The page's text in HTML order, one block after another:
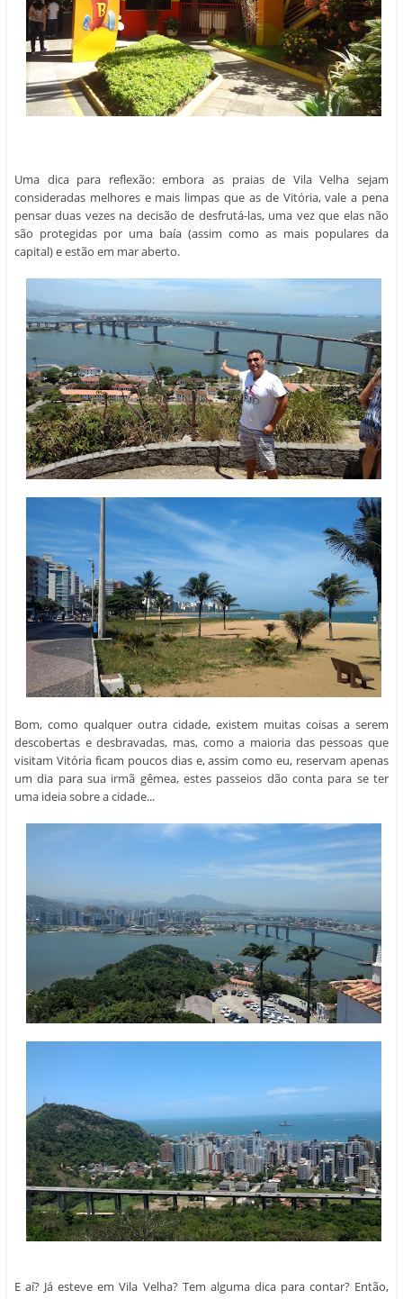
Uma dica para reflexão: embora as praias de Vila Velha sejam
consideradas melhores e mais limpas que as de Vitória, vale a pena
pensar duas vezes na decisão de desfrutá-las, uma vez que elas não
são protegidas por uma baía (assim como as mais populares da
capital) e estão em mar aberto.
Bom, como qualquer outra cidade, existem muitas coisas a serem
descobertas e desbravadas, mas, como a maioria das pessoas que
visitam Vitória ficam poucos dias e, assim como eu, reservam apenas
um dia para sua irmã gêmea, estes passeios dão conta para se ter
uma ideia sobre a cidade...
E aí? Já esteve em Vila Velha? Tem alguma dica para contar? Então,